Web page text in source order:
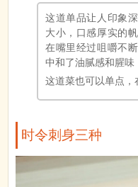
这道单品让人印象
大小，口感厚实的
在嘴里经过咀嚼不
中和了油腻感和腥味
这道菜也可以单点
时令刺身三种